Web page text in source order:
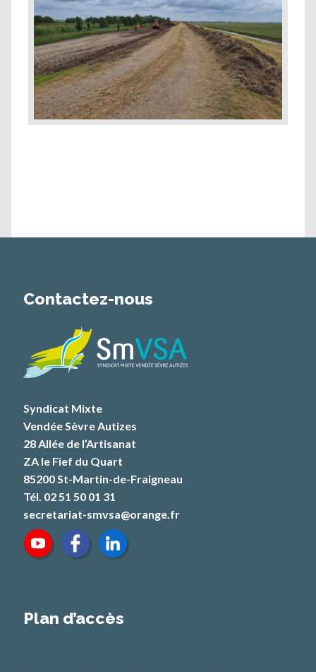
Contactez-nous
Syndicat Mixte
Vendée Sèvre Autizes
28 Allée de l’Artisanat
ZA le Fief du Quart
85200 St-Martin-de-Fraigneau
Tél. 02 51 50 01 31
secretariat-smvsa@orange.fr
Plan d’accès